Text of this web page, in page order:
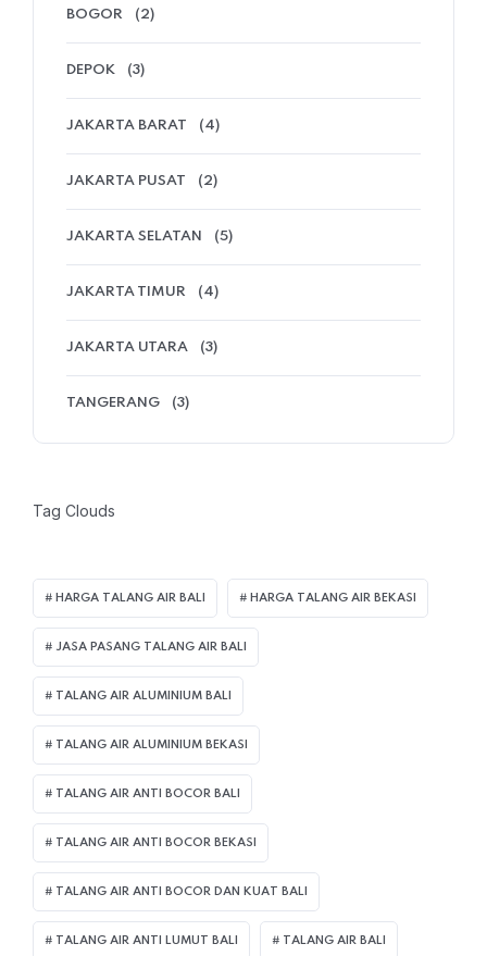
BOGOR (2)
DEPOK (3)
JAKARTA BARAT (4)
JAKARTA PUSAT (2)
JAKARTA SELATAN (5)
JAKARTA TIMUR (4)
JAKARTA UTARA (3)
TANGERANG (3)
Tag Clouds
HARGA TALANG AIR BALI HARGA TALANG AIR BEKASI
JASA PASANG TALANG AIR BALI
TALANG AIR ALUMINIUM BALI
TALANG AIR ALUMINIUM BEKASI
TALANG AIR ANTI BOCOR BALI
TALANG AIR ANTI BOCOR BEKASI
TALANG AIR ANTI BOCOR DAN KUAT BALI
TALANG AIR ANTI LUMUT BALI TALANG AIR BALI